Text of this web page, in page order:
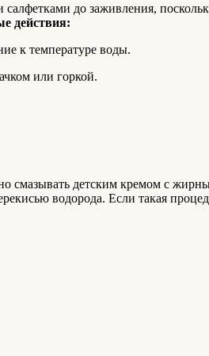
салфетками до заживления,
действия:
к температуре воды.
или горкой.
смазывать детским кремом с
водорода. Если такая